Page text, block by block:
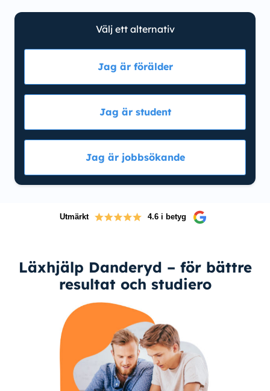
Välj ett alternativ
Jag är förälder
Jag är student
Jag är jobbsökande
Utmärkt 4.6 i betyg
Läxhjälp Danderyd – för bättre
resultat och studiero